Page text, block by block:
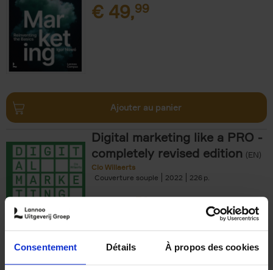
Consentement Détails À propos des cookies
€ 49,99
Ajouter au panier
Digital marketing like a PRO -
completely revised edition (EN)
Clo Willaerts
Couverture souple
2022 226
€35,50